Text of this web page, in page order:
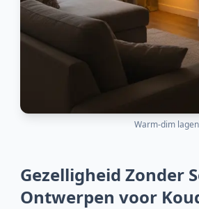
Warm-dim
Gezelligheid Zonder
Ontwerpen voor